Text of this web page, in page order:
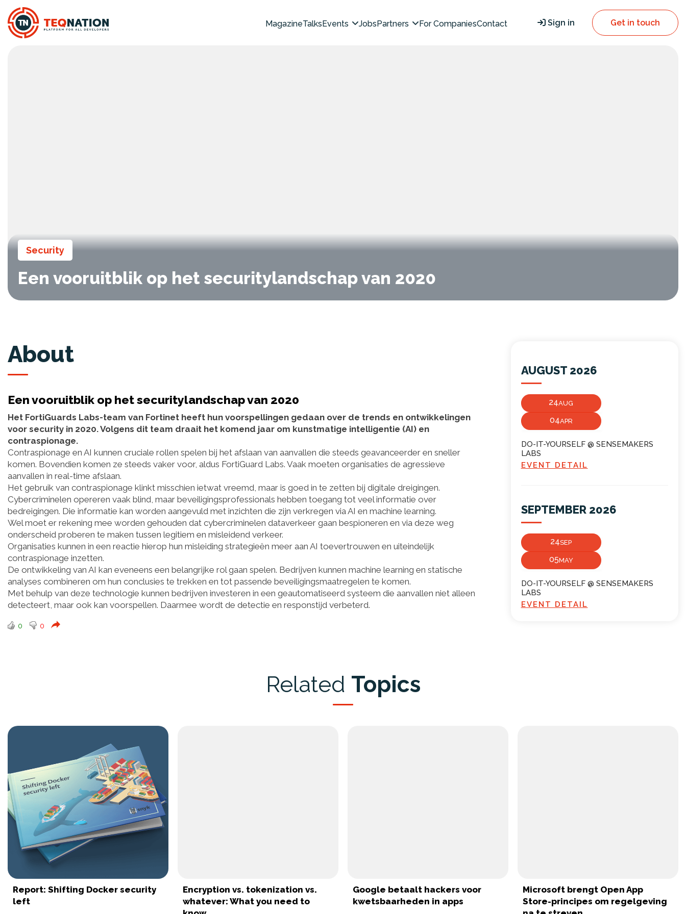
MagazineTalksEvents JobsPartners For CompaniesContact Sign in Get in touch
Security
Een vooruitblik op het securitylandschap van 2020
About
Een vooruitblik op het securitylandschap van 2020
Het FortiGuards Labs-team van Fortinet heeft hun voorspellingen gedaan over de trends en ontwikkelingen
voor security in 2020. Volgens dit team draait het komend jaar om kunstmatige intelligentie (AI) en
contraspionage.
Contraspionage en AI kunnen cruciale rollen spelen bij het afslaan van aanvallen die steeds geavanceerder en sneller
komen. Bovendien komen ze steeds vaker voor, aldus FortiGuard Labs. Vaak moeten organisaties de agressieve
aanvallen in real-time afslaan.
Het gebruik van contraspionage klinkt misschien ietwat vreemd, maar is goed in te zetten bij digitale dreigingen.
Cybercriminelen opereren vaak blind, maar beveiligingsprofessionals hebben toegang tot veel informatie over
bedreigingen. Die informatie kan worden aangevuld met inzichten die zijn verkregen via AI en machine learning.
Wel moet er rekening mee worden gehouden dat cybercriminelen dataverkeer gaan bespioneren en via deze weg
onderscheid proberen te maken tussen legitiem en misleidend verkeer.
Organisaties kunnen in een reactie hierop hun misleiding strategieën meer aan AI toevertrouwen en uiteindelijk
contraspionage inzetten.
De ontwikkeling van AI kan eveneens een belangrijke rol gaan spelen. Bedrijven kunnen machine learning en statische
analyses combineren om hun conclusies te trekken en tot passende beveiligingsmaatregelen te komen.
Met behulp van deze technologie kunnen bedrijven investeren in een geautomatiseerd systeem die aanvallen niet alleen
detecteert, maar ook kan voorspellen. Daarmee wordt de detectie en responstijd verbeterd.
0 0
AUGUST 2026
24AUG
04APR
DO-IT-YOURSELF @ SENSEMAKERS
LABS
EVENT DETAIL
SEPTEMBER 2026
24SEP
05MAY
DO-IT-YOURSELF @ SENSEMAKERS
LABS
EVENT DETAIL
Related Topics
Report: Shifting Docker security
left
Encryption vs. tokenization vs.
whatever: What you need to
Google betaalt hackers voor
kwetsbaarheden in apps
Microsoft brengt Open App
Store-principes om regelgeving